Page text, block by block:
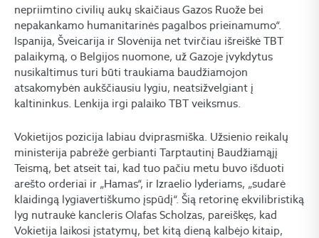
nepriimtino civilių aukų skaičiaus Gazos Ruože bei
nepakankamo humanitarinės pagalbos prieinamumo“.
Ispanija, Šveicarija ir Slovėnija net tvirčiau išreiškė TBT
palaikymą, o Belgijos nuomone, už Gazoje įvykdytus
nusikaltimus turi būti traukiama baudžiamojon
atsakomybėn aukščiausiu lygiu, neatsižvelgiant į
kaltininkus. Lenkija irgi palaiko TBT veiksmus.
Vokietijos pozicija labiau dviprasmiška. Užsienio reikalų
ministerija pabrėžė gerbianti Tarptautinį Baudžiamąjį
Teismą, bet atseit tai, kad tuo pačiu metu buvo išduoti
arešto orderiai ir „Hamas“, ir Izraelio lyderiams, „sudarė
klaidingą lygiavertiškumo įspūdį“. Šią retorinę ekvilibristiką
lyg nutraukė kancleris Olafas Scholzas, pareiškęs, kad
Vokietija laikosi įstatymų, bet kitą dieną kalbėjo kitaip,